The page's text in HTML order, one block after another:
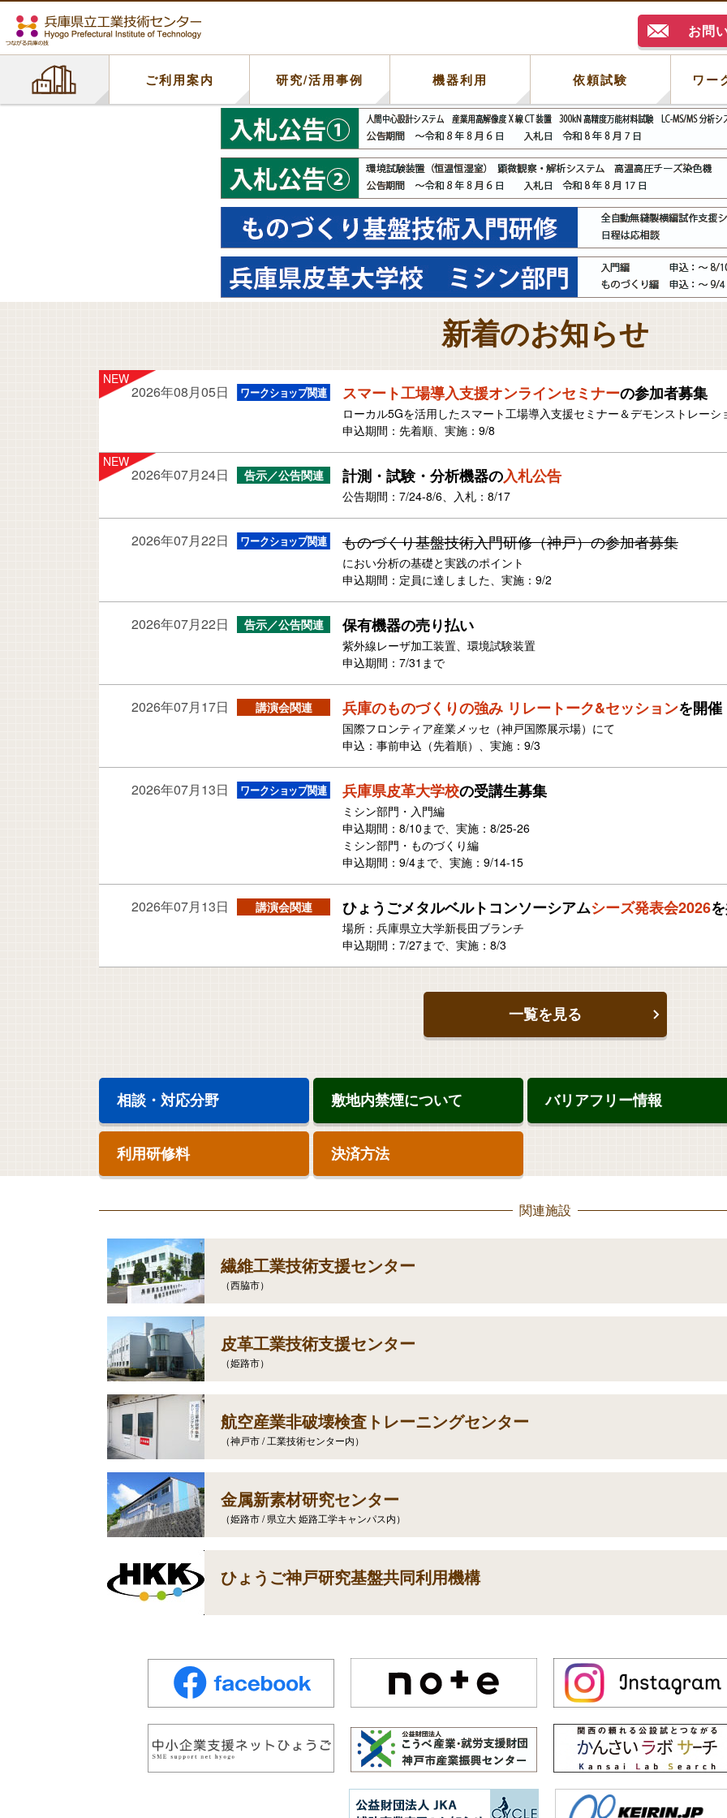
ご利用案内 研究/活用事例 機器利用 依頼試験 ワー
お問
新着のお知らせ
2026年08月05日 スマート工場導入支援オンラインセミナーの参加者募集
ローカル5Gを活用したスマート工場導入支援セミナー＆デモンストレー
申込期間：先着順、実施：9/8
2026年07月24日 計測・試験・分析機器の入札公告
公告期間：7/24-8/6、入札：8/17
2026年07月22日 ものづくり基盤技術入門研修（神戸）の参加者募集
におい分析の基礎と実践のポイント
申込期間：定員に達しました、実施：9/2
2026年07月22日 保有機器の売り払い
紫外線レーザ加工装置、環境試験装置
申込期間：7/31まで
2026年07月17日 兵庫のものづくりの強み リレートーク&セッションを開催
国際フロンティア産業メッセ（神戸国際展示場）にて
申込：事前申込（先着順）、実施：9/3
2026年07月13日 兵庫県皮革大学校の受講生募集
ミシン部門・入門編
申込期間：8/10まで、実施：8/25-26
ミシン部門・ものづくり編
申込期間：9/4まで、実施：9/14-15
2026年07月13日 ひょうごメタルベルトコンソーシアムシーズ発表会2026
場所：兵庫県立大学新長田ブランチ
申込期間：7/27まで、実施：8/3
一覧を見る
相談・対応分野 敷地内禁煙について バリアフリー情報
利用研修料 決済方法
関連施設
繊維工業技術支援センター
（西脇市）
皮革工業技術支援センター
（姫路市）
航空産業非破壊検査 トレーニングセンター
（神戸市 / 工業技術センター内）
金属新素材研究センター
（姫路市 / 県立大 姫路工学キャンパス内）
ひょうご神戸研究基盤共同利用機構